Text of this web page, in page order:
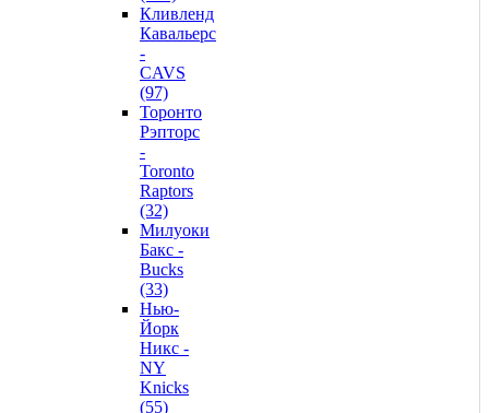
Кливленд
Кавальерс
-
CAVS
(97)
Торонто
Рэпторс
-
Toronto
Raptors
(32)
Милуоки
Бакс -
Bucks
(33)
Нью-
Йорк
Никс -
NY
Knicks
(55)